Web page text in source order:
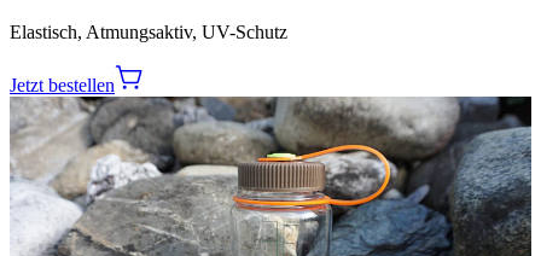
Elastisch, Atmungsaktiv, UV-Schutz
Jetzt bestellen